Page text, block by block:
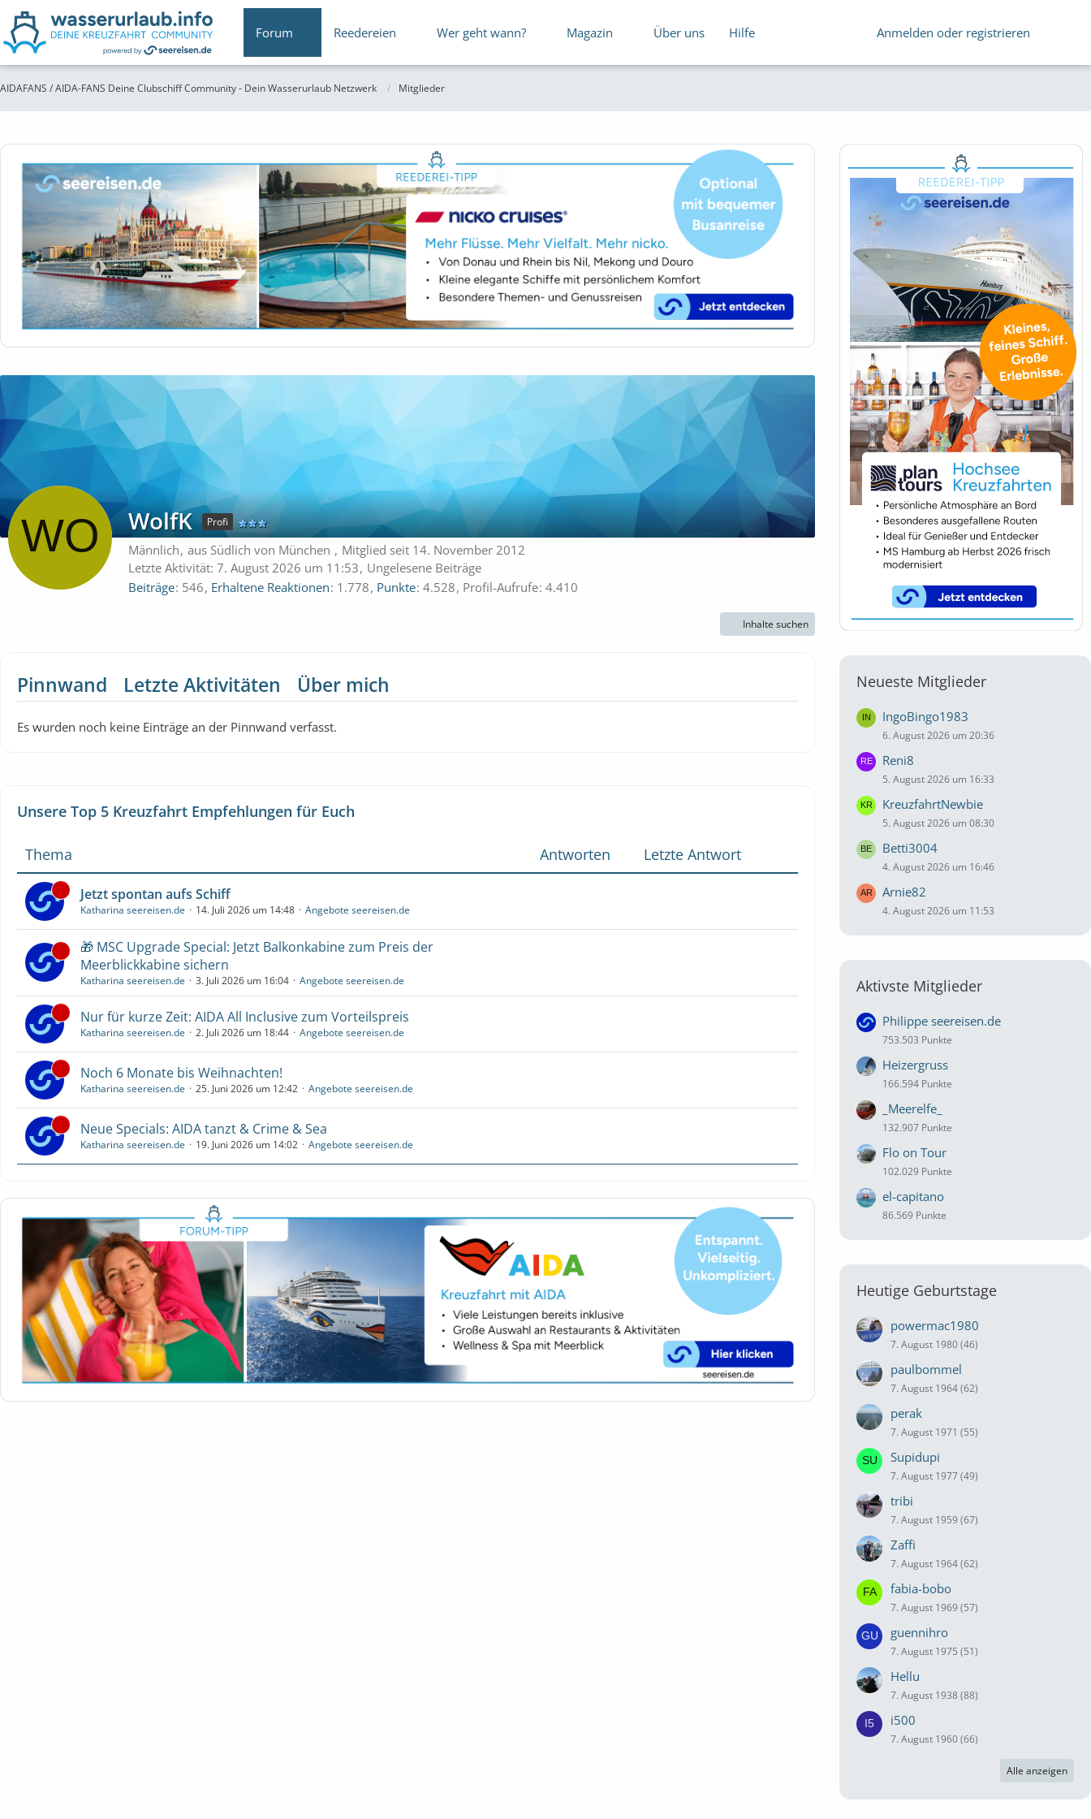
Forum Reedereien Wer geht wann? Magazin Über uns Hilfe Anmelden oder registrieren
AIDAFANS / AIDA-FANS Deine Clubschiff Community - Dein Wasserurlaub Netzwerk Mitglieder
WolfK Profi
Männlich aus Südlich von München
Mitglied seit 14. November 2012
Letzte Aktivität: 7. August 2026 um 11:53 Ungelesene Beiträge
Beiträge 546 Erhaltene Reaktionen 1.778 Punkte 4.528 Profil-Aufrufe 4.410
Inhalte suchen
Pinnwand Letzte Aktivitäten Über mich
Es wurden noch keine Einträge an der Pinnwand verfasst.
Unsere Top 5 Kreuzfahrt Empfehlungen für Euch
Thema Antworten Letzte Antwort
Jetzt spontan aufs Schiff
Katharina seereisen.de 14. Juli 2026 um 14:48 Angebote seereisen.de
🎁 MSC Upgrade Special: Jetzt Balkonkabine zum Preis der
Meerblickkabine sichern
Katharina seereisen.de 3. Juli 2026 um 16:04 Angebote seereisen.de
Nur für kurze Zeit: AIDA All Inclusive zum Vorteilspreis
Katharina seereisen.de 2. Juli 2026 um 18:44 Angebote seereisen.de
Noch 6 Monate bis Weihnachten!
Katharina seereisen.de 25. Juni 2026 um 12:42 Angebote seereisen.de
Neue Specials: AIDA tanzt & Crime & Sea
Katharina seereisen.de 19. Juni 2026 um 14:02 Angebote seereisen.de
Neueste Mitglieder
IngoBingo1983
6. August 2026 um 20:36
Reni8
5. August 2026 um 16:33
KreuzfahrtNewbie
5. August 2026 um 08:30
Betti3004
4. August 2026 um 16:46
Arnie82
4. August 2026 um 11:53
Aktivste Mitglieder
Philippe seereisen.de
753.503 Punkte
Heizergruss
166.594 Punkte
_Meerelfe_
132.907 Punkte
Flo on Tour
102.029 Punkte
el-capitano
86.569 Punkte
Heutige Geburtstage
powermac1980
7. August 1980 (46)
paulbommel
7. August 1964 (62)
perak
7. August 1971 (55)
Supidupi
7. August 1977 (49)
tribi
7. August 1959 (67)
Zaffi
7. August 1964 (62)
fabia-bobo
7. August 1969 (57)
guennihro
7. August 1975 (51)
Hellu
7. August 1938 (88)
i500
7. August 1960 (66)
Alle anzeigen